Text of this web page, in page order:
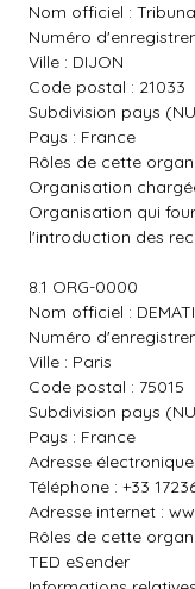
Nom officiel :
Numéro
Ville : DIJON
Code postal : 21033
Subdivision pays
Pays : France
Rôles de cette
Organisation
Organisation qui
l'introduction des
8.1 ORG-0000
Nom officiel :
Numéro
Ville : Paris
Code postal : 75015
Subdivision pays
Pays : France
Adresse électronique
Téléphone : +33
Adresse internet :
Rôles de cette
TED eSender